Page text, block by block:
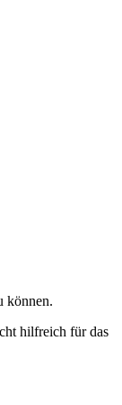
können.
hilfreich für das